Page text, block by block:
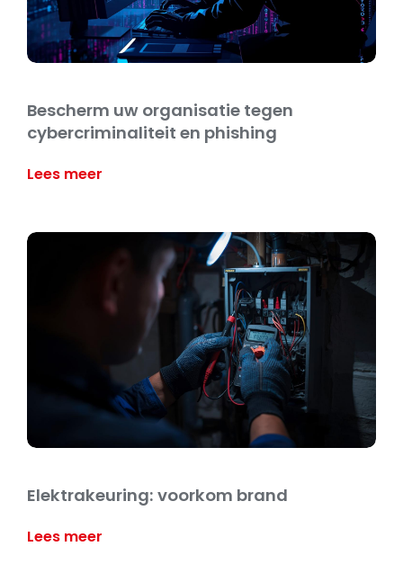
Bescherm uw organisatie tegen
cybercriminaliteit en phishing
Lees meer
Elektrakeuring: voorkom brand
Lees meer